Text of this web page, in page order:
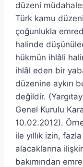
düzeni
Türk kamu
çoğunlukla
halinde
hükmün ihlâli
ihlâl eden bir
düzenine aykırı
değildir.
Genel Kurulu
10.02.2012).
ile yıllık izin,
alacaklarına
bakımından